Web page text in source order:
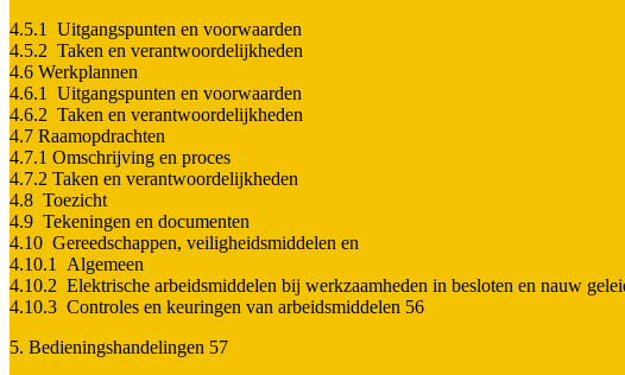
4.5.1 Uitgangspunten en voorwaarden
4.5.2 Taken en verantwoordelijkheden
4.6 Werkplannen
4.6.1 Uitgangspunten en voorwaarden
4.6.2 Taken en verantwoordelijkheden
4.7 Raamopdrachten
4.7.1 Omschrijving en proces
4.7.2 Taken en verantwoordelijkheden
4.8 Toezicht
4.9 Tekeningen en documenten
4.10 Gereedschappen, veiligheidsmiddelen en
4.10.1 Algemeen
4.10.2 Elektrische arbeidsmiddelen bij werkzaamheden in besloten en nauw
4.10.3 Controles en keuringen van arbeidsmiddelen 56
5. Bedieningshandelingen 57